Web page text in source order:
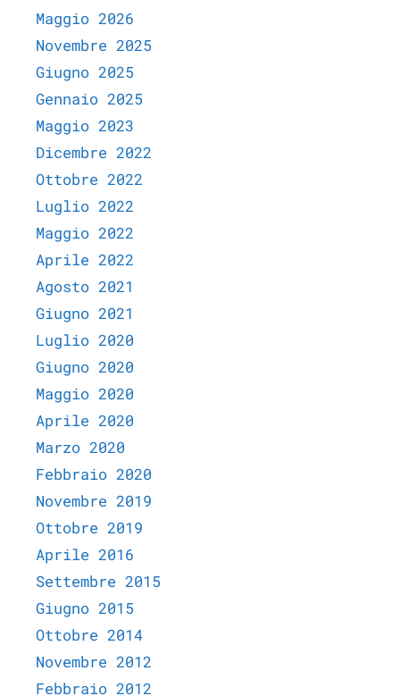
Maggio 2026
Novembre 2025
Giugno 2025
Gennaio 2025
Maggio 2023
Dicembre 2022
Ottobre 2022
Luglio 2022
Maggio 2022
Aprile 2022
Agosto 2021
Giugno 2021
Luglio 2020
Giugno 2020
Maggio 2020
Aprile 2020
Marzo 2020
Febbraio 2020
Novembre 2019
Ottobre 2019
Aprile 2016
Settembre 2015
Giugno 2015
Ottobre 2014
Novembre 2012
Febbraio 2012